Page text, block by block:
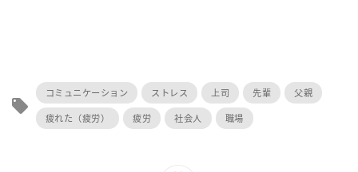
local_offer
コミュニケーション ストレス 上司 先輩
父親
疲れた（疲労）
疲労 社会人 職場